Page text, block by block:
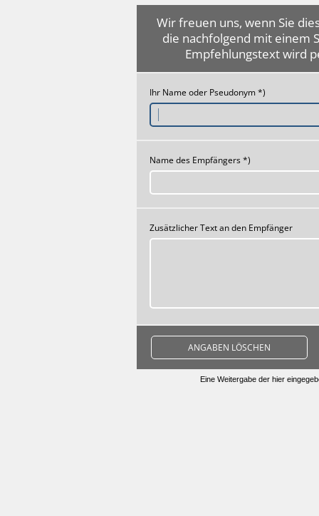
Wir freuen uns, wenn Sie
die nachfolgend mit einem
Empfehlungstext wird
Ihr Name oder Pseudonym *)
Name des Empfängers *)
Zusätzlicher Text an den Empfänger
ANGABEN LÖSCHEN
Eine Weitergabe der hier